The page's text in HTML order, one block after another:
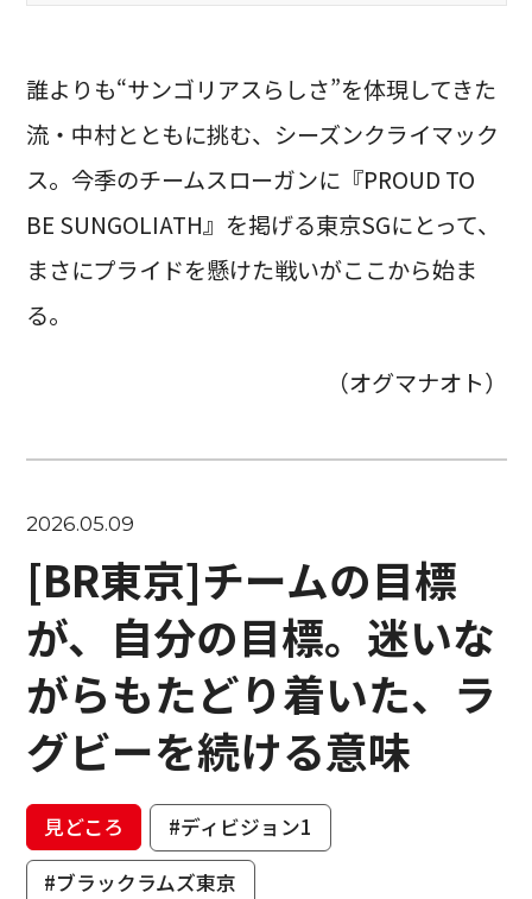
誰よりも“サンゴリアスらしさ”を体現してきた
流・中村とともに挑む、シーズンクライマック
ス。今季のチームスローガンに『PROUD TO
BE SUNGOLIATH』を掲げる東京SGにとって、
まさにプライドを懸けた戦いがここから始ま
る。
（オグマナオト）
2026.05.09
[BR東京]チームの目標
が、自分の目標。迷いな
がらもたどり着いた、ラ
グビーを続ける意味
見どころ
#ディビジョン1
#ブラックラムズ東京